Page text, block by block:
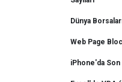
Dünya
Web Page
iPhone'da Son